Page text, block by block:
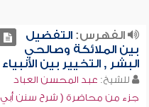
الفهرس:التفضيل
بين الملائكة وصالحي
البشر , التخيير بين الأنبياء
للشيخ: عبد المحسن العباد
جزء من محاضرة ( شرح سنن أبي